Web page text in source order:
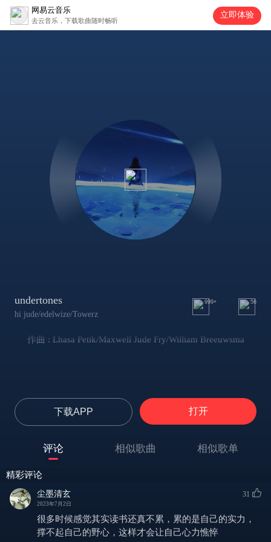
网易云音乐
去云音乐，下载歌曲随时畅听
立即体验
undertones
hi jude/edelwize/Towerz
999+ 56
作曲 : Lhasa Petik/Maxwell Jude Fry/William Breeuwsma
下载APP 打开
评论 相似歌曲 相似歌单
精彩评论
尘墨清玄
2023年7月2日
31
很多时候感觉其实读书还真不累，累的是自己的实力，
撑不起自己的野心，这样才会让自己心力憔悴